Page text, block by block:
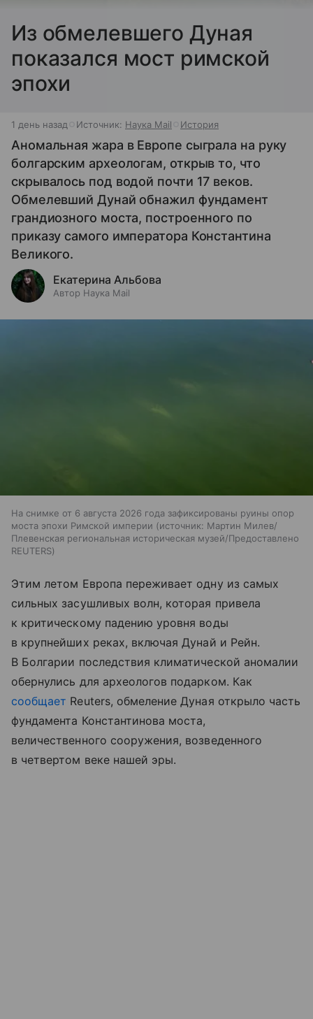
Из обмелевшего Дуная
показался мост римской
эпохи
1 день назад Источник: Наука Mail История
Аномальная жара в Европе сыграла на руку
болгарским археологам, открыв то, что
скрывалось под водой почти 17 веков.
Обмелевший Дунай обнажил фундамент
грандиозного моста, построенного по
приказу самого императора Константина
Великого.
Екатерина Альбова
Автор Наука Mail
На снимке от 6 августа 2026 года зафиксированы руины опор
моста эпохи Римской империи
источник: Мартин Милев/
Плевенская региональная историческая музей/Предоставлено
REUTERS
Этим летом Европа переживает одну из самых
сильных засушливых волн, которая привела
к критическому падению уровня воды
в крупнейших реках, включая Дунай и Рейн.
В Болгарии последствия климатической аномалии
обернулись для археологов подарком. Как
сообщает Reuters, обмеление Дуная открыло часть
фундамента Константинова моста,
величественного сооружения, возведенного
в четвертом веке нашей эры.